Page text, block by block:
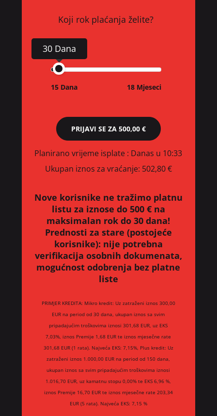
Koji rok plaćanja želite?
30 Dana
15 Dana 18 Mjeseci
PRIJAVI SE ZA 500,00 €
Planirano vrijeme isplate : Danas u 10:33
Ukupan iznos za vraćanje: 502,80 €
Nove korisnike ne tražimo platnu
listu za iznose do 500 € na
maksimalan rok do 30 dana!
Prednosti za stare (postojeće
korisnike): nije potrebna
verifikacija osobnih dokumenata,
mogućnost odobrenja bez platne
liste
PRIMJER KREDITA: Mikro kredit: Uz zatraženi iznos 300,00
EUR na period od 30 dana, ukupan iznos sa svim
pripadajućim troškovima iznosi 301,68 EUR, uz EKS
7,03%, iznos Premije 1,68 EUR te iznos mjesečne rate
301,68 EUR (1 rata). Najveća EKS: 7,15%, Plus kredit: Uz
zatraženi iznos 1.000,00 EUR na period od 150 dana,
ukupan iznos sa svim pripadajućim troškovima iznosi
1.016,70 EUR, uz kamatnu stopu 0,00% te EKS 6,96 %,
iznos Premije 16,70 EUR te iznos mjesečne rate 203,34
EUR (5 rata). Najveća EKS: 7,15 %